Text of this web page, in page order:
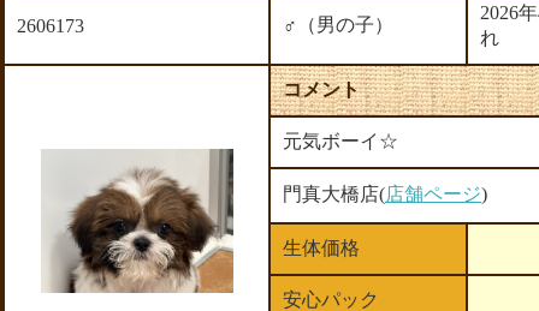
2606173 ♂（男の子）
2026
れ
コメント
元気ボーイ☆
門真大橋店(店舗ページ)
生体価格
安心パック